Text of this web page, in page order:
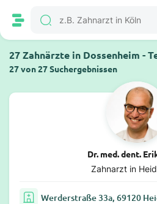
27 Zahnärzte in Dossenheim -
27 von 27 Suchergebnissen
Dr. med. dent.
Zahnarzt in
Werderstraße 33a, 69120